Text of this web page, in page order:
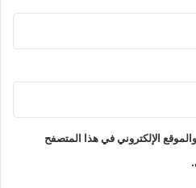
الإلكتروني في هذا المتصفح